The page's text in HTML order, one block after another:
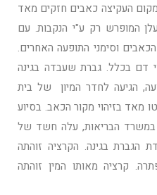
העקיצה כאבים חזקים מאד
המופרש רק ע"י הנקבות. עם
וסימני התופעה האחרים.
דם בכלל. גברת שעבדה בגינה
הגיעה לחדר המיון של בית
מאד בזיהוי מקור הכאב. בסיוע
במשרד הבריאות, עלה חשד של
הגברת בגינה. הקרציה זוהתה
קרציה מאותו המין זוהתה